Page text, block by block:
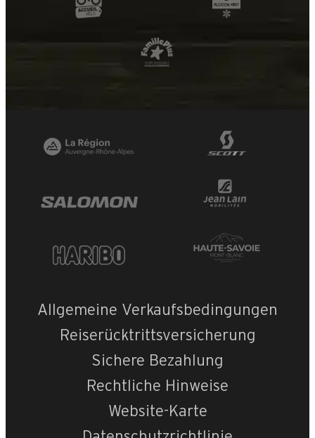
Allgemeine Verkaufsbedingungen
Reiserücktrittsversicherung
Sichere Bezahlung
Rechtliche Hinweise
Website-Karte